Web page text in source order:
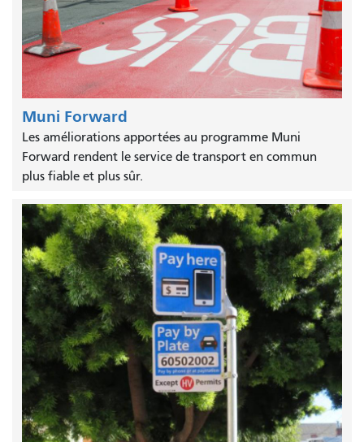
Muni Forward
Les améliorations apportées au programme Muni
Forward rendent le service de transport en commun
plus fiable et plus sûr.